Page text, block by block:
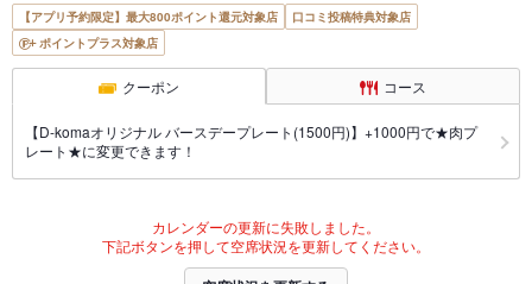
【アプリ予約限定】最大800ポイント還元対象店
口コミ投稿特典対象店
ポイントプラス対象店
クーポン コース
【D-komaオリジナル バースデープレート(1500円)】+1000円で★肉プ
レート★に変更できます！
カレンダーの更新に失敗しました。
下記ボタンを押して空席状況を更新してください。